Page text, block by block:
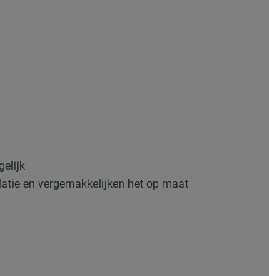
en vergemakkelijken het op maat